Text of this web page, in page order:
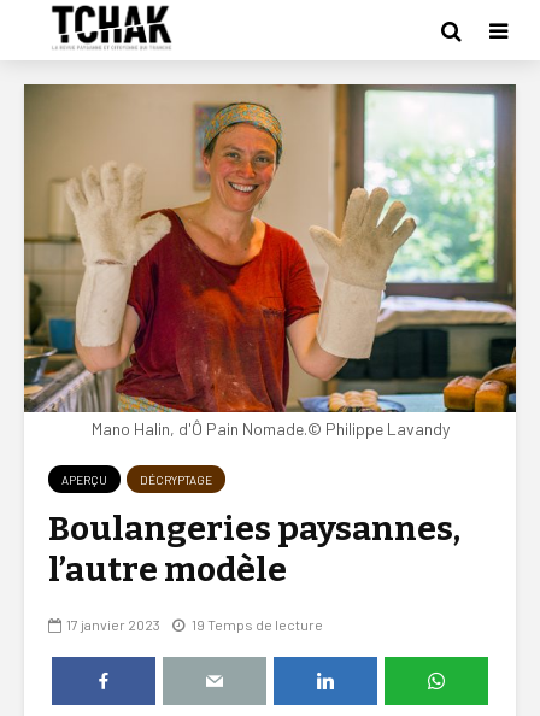
Mano Halin, d'Ô Pain Nomade.© Philippe Lavandy
APERÇU DÉCRYPTAGE
Boulangeries paysannes,
l’autre modèle
17 janvier 2023 19 Temps de lecture